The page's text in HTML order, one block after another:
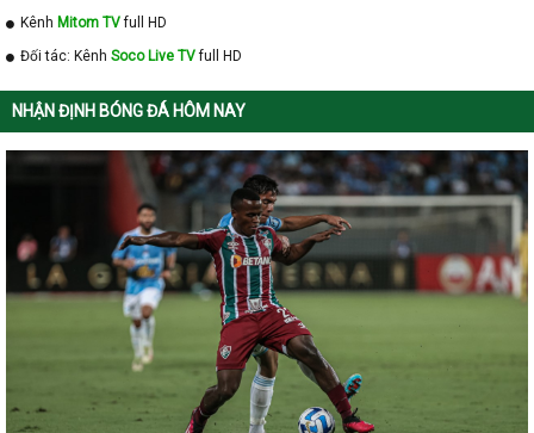
Kênh Mitom TVfull HD
Đối tác: Kênh Soco Live TVfull HD
NHẬN ĐỊNH BÓNG ĐÁ HÔM NAY